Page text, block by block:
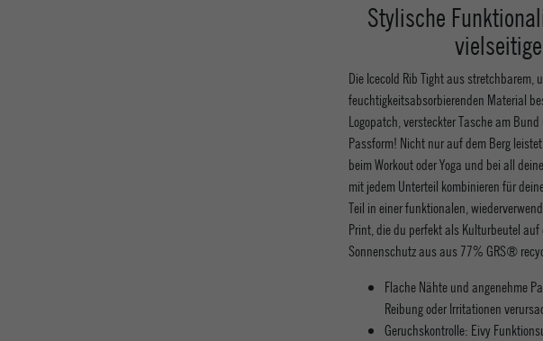
Stylische
Die Icecold Rib Tight aus
feuchtigkeitsabsorbierenden Material
Logopatch, versteckter Tasche am
Passform! Nicht nur auf dem Berg
beim Workout oder Yoga und bei all
mit jedem Unterteil kombinieren für
Teil in einer funktionalen,
Print, die du perfekt als Kulturbeutel
Sonnenschutz aus aus 77% GRS®
Flache Nähte und angenehme
Reibung oder Irritationen
Geruchskontrolle: Eivy